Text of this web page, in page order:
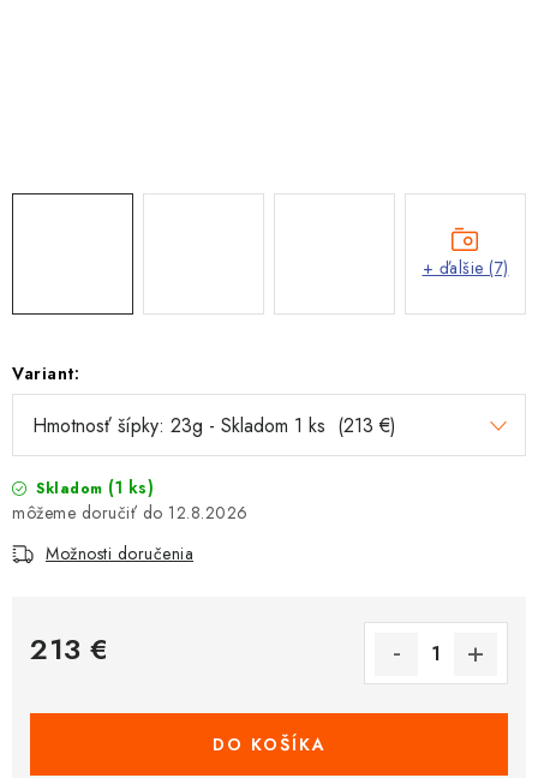
Variant:
Skladom (1 ks)
12.8.2026
Možnosti doručenia
213 €
DO KOŠÍKA
+ ďalšie (7)